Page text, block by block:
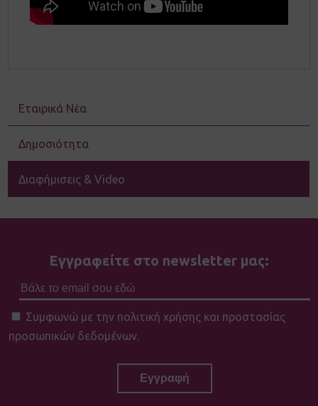
Εταιρικά Νέα
Δημοσιότητα
Διαφήμισεις & Video
Εγγραφείτε στο newsletter μας:
Συμφωνώ με την πολιτική χρήσης και προστασίας
προσωπικών δεδομένων.